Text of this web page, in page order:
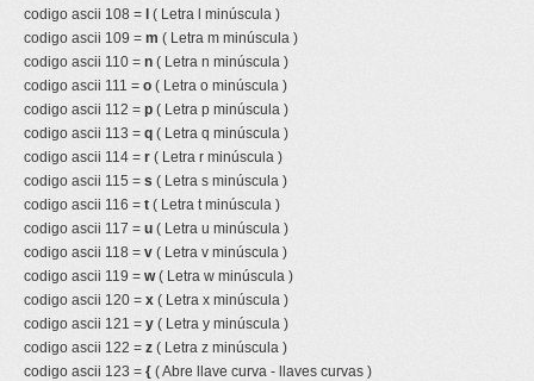
codigo ascii 108 =
( Letra l minúscula )
codigo ascii 109 = m ( Letra m minúscula )
codigo ascii 110 = n ( Letra n minúscula )
codigo ascii 111 = o ( Letra o minúscula )
codigo ascii 112 = p ( Letra p minúscula )
codigo ascii 113 = q ( Letra q minúscula )
codigo ascii 114 = r ( Letra r minúscula )
codigo ascii 115 = s ( Letra s minúscula )
codigo ascii 116 = t ( Letra t minúscula )
codigo ascii 117 = u ( Letra u minúscula )
codigo ascii 118 = v ( Letra v minúscula )
codigo ascii 119 = w( Letra w minúscula )
codigo ascii 120 = x ( Letra x minúscula )
codigo ascii 121 = y ( Letra y minúscula )
codigo ascii 122 = z ( Letra z minúscula )
codigo ascii 123 = { ( Abre llave curva - llaves curvas )